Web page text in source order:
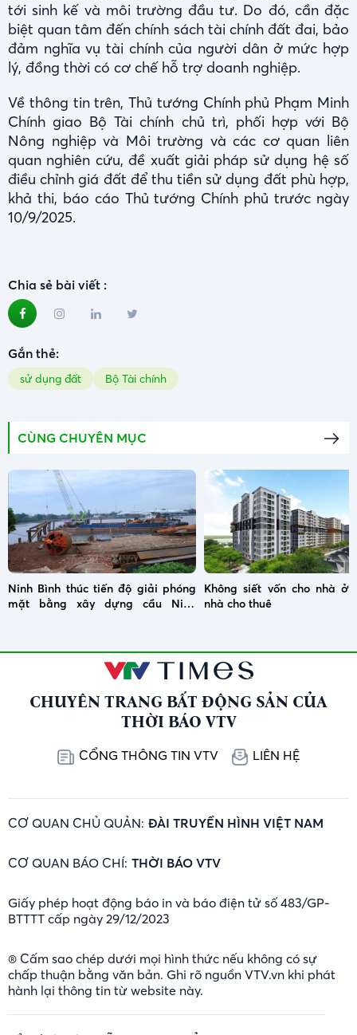
tới sinh kế và môi trường đầu tư. Do đó, cần đặc
biệt quan tâm đến chính sách tài chính đất đai, bảo
đảm nghĩa vụ tài chính của người dân ở mức hợp
lý, đồng thời có cơ chế hỗ trợ doanh nghiệp.
Về thông tin trên, Thủ tướng Chính phủ Phạm Minh
Chính giao Bộ Tài chính chủ trì, phối hợp với Bộ
Nông nghiệp và Môi trường và các cơ quan liên
quan nghiên cứu, đề xuất giải pháp sử dụng hệ số
điều chỉnh giá đất để thu tiền sử dụng đất phù hợp,
khả thi, báo cáo Thủ tướng Chính phủ trước ngày
10/9/2025.
Chia sẻ bài viết :
Gắn thẻ:
sử dụng đất Bộ Tài chính
CÙNG CHUYÊN MỤC
Ninh Bình thúc tiến độ giải phóng
mặt bằng xây dựng cầu Ninh
Không siết vốn cho nhà ở
nhà cho thuê
CHUYÊN TRANG BẤT ĐỘNG SẢN CỦA
THỜI BÁO VTV
CỔNG THÔNG TIN VTV LIÊN HỆ
CƠ QUAN CHỦ QUẢN: ĐÀI TRUYỀN HÌNH VIỆT NAM
CƠ QUAN BÁO CHÍ: THỜI BÁO VTV
Giấy phép hoạt động báo in và báo điện tử số 483/GP-
BTTTT cấp ngày 29/12/2023
® Cấm sao chép dưới mọi hình thức nếu không có sự
chấp thuận bằng văn bản. Ghi rõ nguồn VTV.vn khi phát
hành lại thông tin từ website này.